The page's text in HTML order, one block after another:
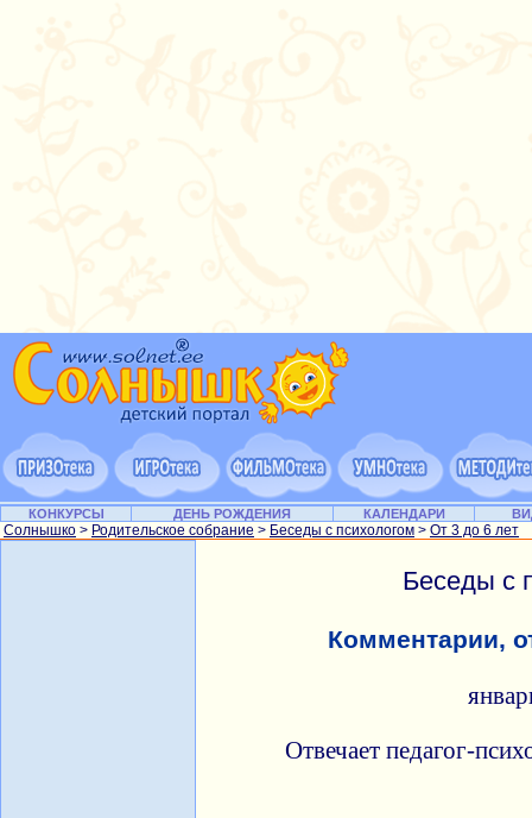
КОНКУРСЫ ДЕНЬ РОЖДЕНИЯ КАЛЕНДАРИ
Солнышко > Родительское собрание > Беседы с психологом > От 3 до 6 лет
Беседы с
Комментарии,
Отвечает педагог-